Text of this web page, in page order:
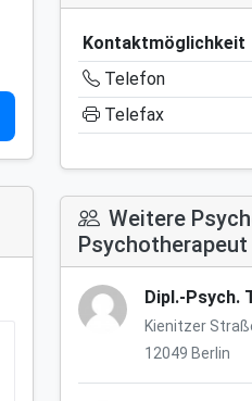
Kontaktmöglichkeit
Telefon
Telefax
Weitere
Psychotherapeut
Dipl.-Psych.
Kienitzer
12049 Berlin